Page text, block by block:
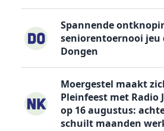
Spannende
seniorentoernooi jeu
Dongen
Moergestel maakt
Pleinfeest met Radio
op 16 augustus:
schuilt maanden